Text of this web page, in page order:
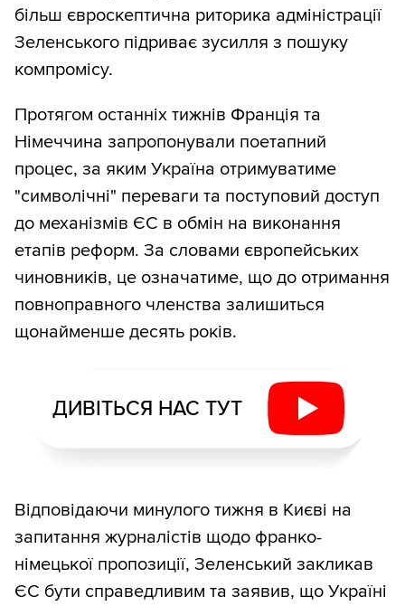
більш євроскептична риторика адміністрації
Зеленського підриває зусилля з пошуку
компромісу.
Протягом останніх тижнів Франція та
Німеччина запропонували поетапний
процес, за яким Україна отримуватиме
"символічні" переваги та поступовий доступ
до механізмів ЄС в обмін на виконання
етапів реформ. За словами європейських
чиновників, це означатиме, що до отримання
повноправного членства залишиться
щонайменше десять років.
ДИВІТЬСЯ НАС ТУТ
Відповідаючи минулого тижня в Києві на
запитання журналістів щодо франко-
німецької пропозиції, Зеленський закликав
ЄС бути справедливим та заявив, що Україні